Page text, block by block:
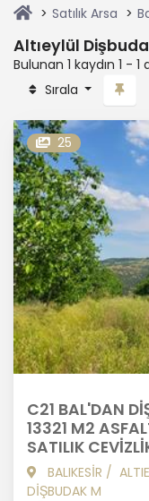
Satılık Arsa
Altıeylül
Bulunan 1 kaydın 1 - 1
Sırala
25
C21 BAL'DAN
13321 M2
SATILIK
BALIKESİR /
DİŞBUDAK M